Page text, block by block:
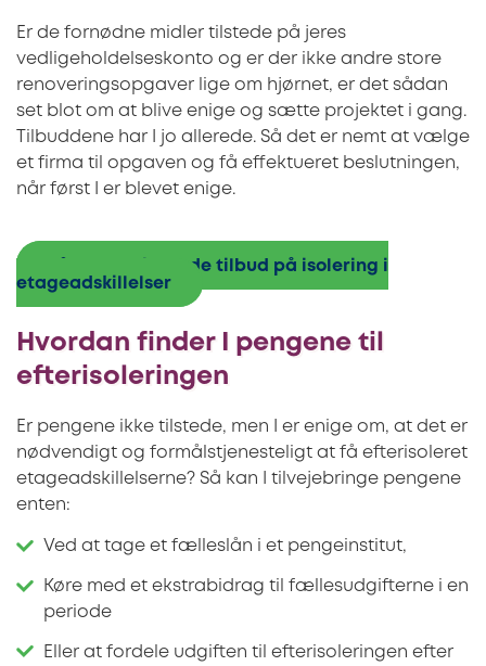
Er de fornødne midler tilstede på jeres
vedligeholdelseskonto og er der ikke andre store
renoveringsopgaver lige om hjørnet, er det sådan
set blot om at blive enige og sætte projektet i gang.
Tilbuddene har I jo allerede. Så det er nemt at vælge
et firma til opgaven og få effektueret beslutningen,
når først I er blevet enige.
Få 3 uforpligtende tilbud på isolering i
etageadskillelser
Hvordan finder I pengene til
efterisoleringen
Er pengene ikke tilstede, men I er enige om, at det er
nødvendigt og formålstjenesteligt at få efterisoleret
etageadskillelserne? Så kan I tilvejebringe pengene
enten:
Ved at tage et fælleslån i et pengeinstitut,
Køre med et ekstrabidrag til fællesudgifterne i en
periode
Eller at fordele udgiften til efterisoleringen efter